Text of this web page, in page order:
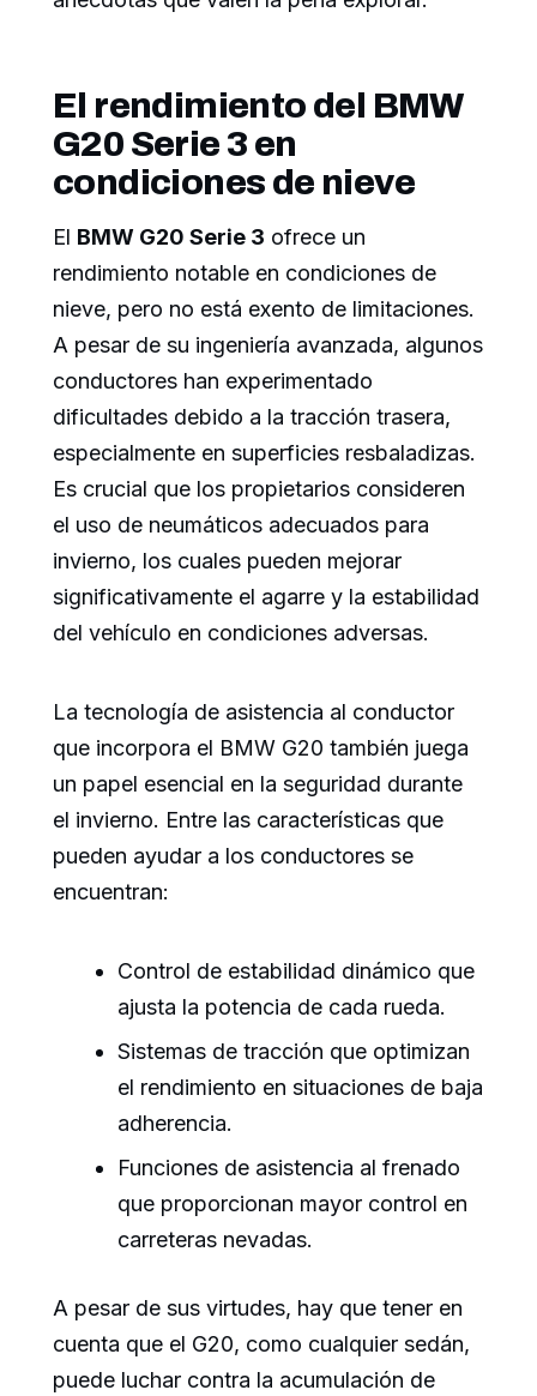
El rendimiento del BMW
G20 Serie 3 en
condiciones de nieve
El BMW G20 Serie 3 ofrece un
rendimiento notable en condiciones de
nieve, pero no está exento de limitaciones.
A pesar de su ingeniería avanzada, algunos
conductores han experimentado
dificultades debido a la tracción trasera,
especialmente en superficies resbaladizas.
Es crucial que los propietarios consideren
el uso de neumáticos adecuados para
invierno, los cuales pueden mejorar
significativamente el agarre y la estabilidad
del vehículo en condiciones adversas.
La tecnología de asistencia al conductor
que incorpora el BMW G20 también juega
un papel esencial en la seguridad durante
el invierno. Entre las características que
pueden ayudar a los conductores se
encuentran:
Control de estabilidad dinámico que
ajusta la potencia de cada rueda.
Sistemas de tracción que optimizan
el rendimiento en situaciones de baja
adherencia.
Funciones de asistencia al frenado
que proporcionan mayor control en
carreteras nevadas.
A pesar de sus virtudes, hay que tener en
cuenta que el G20, como cualquier sedán,
puede luchar contra la acumulación de